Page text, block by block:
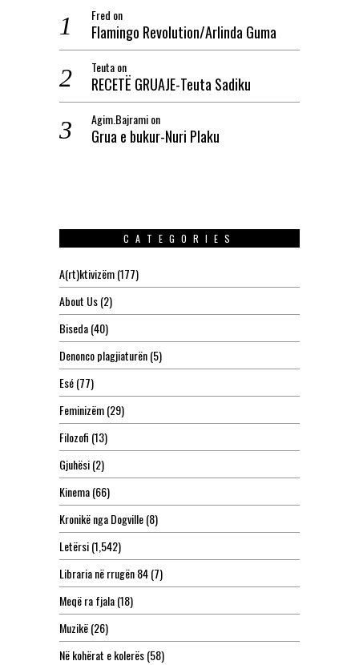
Fred on
Flamingo Revolution/Arlinda Guma
Teutaon
RECETË GRUAJE-Teuta Sadiku
Agim.Bajramion
Grua e bukur-Nuri Plaku
CATEGORIES
A(rt)ktivizëm(177)
About Us(2)
Biseda(40)
Denonco plagjiaturën(5)
Esé(77)
Feminizëm(29)
Filozofi (13)
Gjuhësi(2)
Kinema(66)
Kronikë nga Dogville(8)
Letërsi(1,542)
Libraria në rrugën 84(7)
Meqë ra fjala(18)
Muzikë(26)
Në kohërat e kolerës(58)